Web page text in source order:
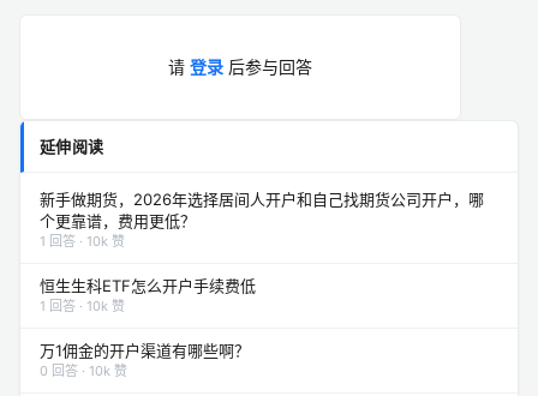
请 登录 后参与回答
延伸阅读
新手做期货，2026年选择居间人开户和自己找期货公司开户，哪
个更靠谱，费用更低？
1 回答 · 10k 赞
恒生生科ETF怎么开户手续费低
1 回答 · 10k 赞
万1佣金的开户渠道有哪些啊？
0 回答 · 10k 赞